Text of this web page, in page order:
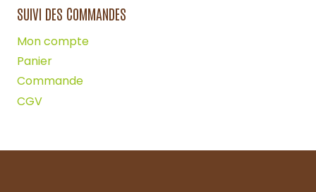
SUIVI DES COMMANDES
Mon compte
Panier
Commande
CGV